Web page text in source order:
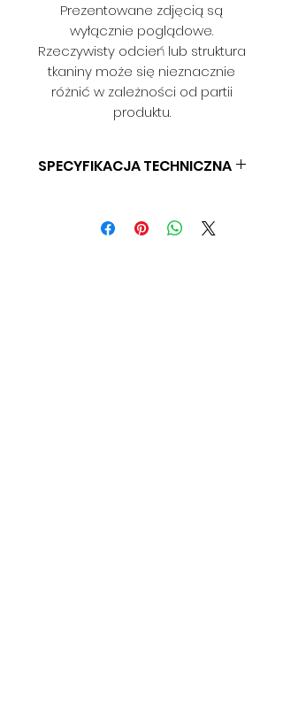
Prezentowane zdjęcią są
wyłącznie poglądowe.
Rzeczywisty odcień lub struktura
tkaniny może się nieznacznie
różnić w zależności od partii
produktu.
SPECYFIKACJA TECHNICZNA
GRAMATURA: BD
SZEROKOŚĆ: 140CM